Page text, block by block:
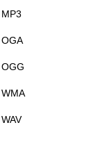
MP3
OGA
OGG
WMA
WAV